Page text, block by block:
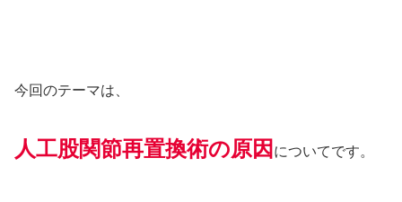
今回のテーマは、
人工股関節再置換術の原因 についてです。